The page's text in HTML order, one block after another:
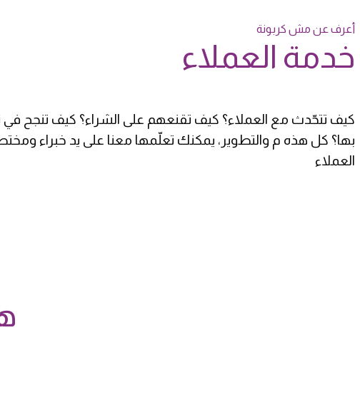
أعرف عن مش كربونة
خدمة العملاء
كيف تتحّدث مع العملاء؟ كيف تقنعهم على الشراء؟ كيف تنجح
بها؟ كل هذه م والتطوير، يمكنك تعلّمها معنا على يد خبراء
العملاء